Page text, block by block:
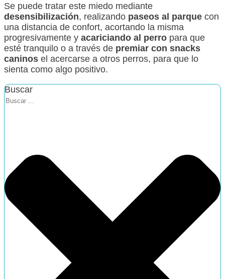
Se puede tratar este miedo mediante
desensibilización, realizando paseos al parque con
una distancia de confort, acortando la misma
progresivamente y acariciando al perro para que
esté tranquilo o a través de premiar con snacks
caninos el acercarse a otros perros, para que lo
sienta como algo positivo.
Buscar